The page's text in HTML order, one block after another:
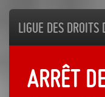
Ligue des droits
Arrêt